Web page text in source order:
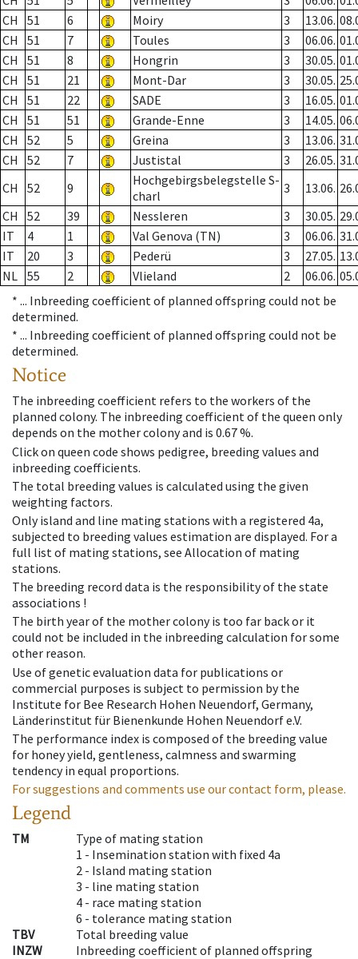
CH
51 6 Moiry 3 13.06.
CH
51 7 Toules 3 06.06.
CH
51 8 Hongrin 3 30.05.
CH
51 21 Mont-Dar 3 30.05.
CH
51 22 SADE 3 16.05.
CH
51 51 Grande-Enne 3 14.05.
CH
52 5 Greina 3 13.06.
CH
52 7 Justistal 3 26.05.
CH
52 9
Hochgebirgsbelegstelle S-
charl
3 13.06.
CH
52 39 Nessleren 3 30.05.
IT
4 1 Val Genova (TN) 3 06.06.
IT
20 3 Pederü 3 27.05.
NL 55 2 Vlieland 2 06.06.
* ... Inbreeding coefficient of planned offspring could not be
determined.
* ... Inbreeding coefficient of planned offspring could not be
determined.
Notice
The inbreeding coefficient refers to the workers of the
planned colony. The inbreeding coefficient of the queen only
depends on the mother colony and is 0.67 %.
Click on queen code shows pedigree, breeding values and
inbreeding coefficients.
The total breeding values is calculated using the given
weighting factors.
Only island and line mating stations with a registered 4a,
subjected to breeding values estimation are displayed. For a
full list of mating stations, see Allocation of mating
stations.
The breeding record data is the responsibility of the state
associations !
The birth year of the mother colony is too far back or it
could not be included in the inbreeding calculation for some
other reason.
Use of genetic evaluation data for publications or
commercial purposes is subject to permission by the
Institute for Bee Research Hohen Neuendorf, Germany,
Länderinstitut für Bienenkunde Hohen Neuendorf e.V.
The performance index is composed of the breeding value
for honey yield, gentleness, calmness and swarming
tendency in equal proportions.
For suggestions and comments use our contact form, please.
Legend
TM
Type of mating station
1 - Insemination station with fixed 4a
2 - Island mating station
3 - line mating station
4 - race mating station
6 - tolerance mating station
TBV
Total breeding value
INZW
Inbreeding coefficient of planned offspring